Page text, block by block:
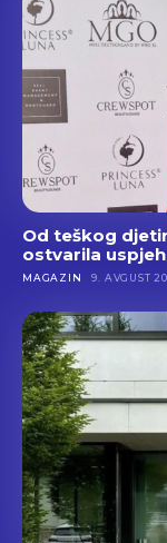
Od teškog
ostvarila
MAGAZIN 9. AVGUST